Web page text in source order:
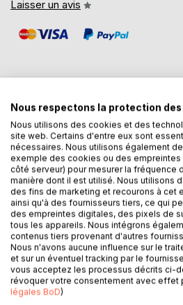
Laisser un avis
DESCRIPTION
Mamadou Mahmoud N'Dongo
curieux et émerveillé sur les
qui s'offrent à lui, là; gratuitement,
rue. Il sait voir ce que nous ne
Beaucoup de symboles,
prises de vues, nous rappelant que
selon lui c'est d'abord le
de certains objets qu'il faut savoir
certaine perspective pour qu'ils se
valeur symbolique, voire pour
mêmes et se détournent de leurs
Nous respectons la protection des
Nous utilisons des cookies et des
site web. Certains d'entre eux sont
nécessaires. Nous utilisons également
exemple des cookies ou des empreintes
côté serveur) pour mesurer la fréquence
manière dont il est utilisé. Nous utilisons
des fins de marketing et recourons à cet
ainsi qu'à des fournisseurs tiers, ce qui
des empreintes digitales, des pixels de
tous les appareils. Nous intégrons
contenus tiers provenant d'autres
Nous n'avons aucune influence sur le
et sur un éventuel tracking par le
vous acceptez les processus décrits ci-
révoquer votre consentement avec effet
légales BoD)